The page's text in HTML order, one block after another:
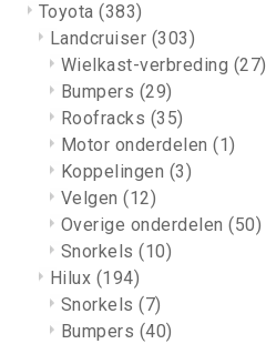
Toyota(383)
Landcruiser (303)
Wielkast-verbreding (27)
Bumpers (29)
Roofracks (35)
Motor onderdelen(1)
Koppelingen (3)
Velgen(12)
Overige onderdelen(50)
Snorkels(10)
Hilux (194)
Snorkels(7)
Bumpers (40)